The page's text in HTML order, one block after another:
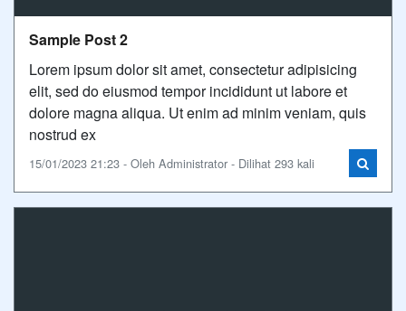
Sample Post 2
Lorem ipsum dolor sit amet, consectetur adipisicing
elit, sed do eiusmod tempor incididunt ut labore et
dolore magna aliqua. Ut enim ad minim veniam, quis
nostrud ex
15/01/2023 21:23 - Oleh Administrator - Dilihat 293 kali